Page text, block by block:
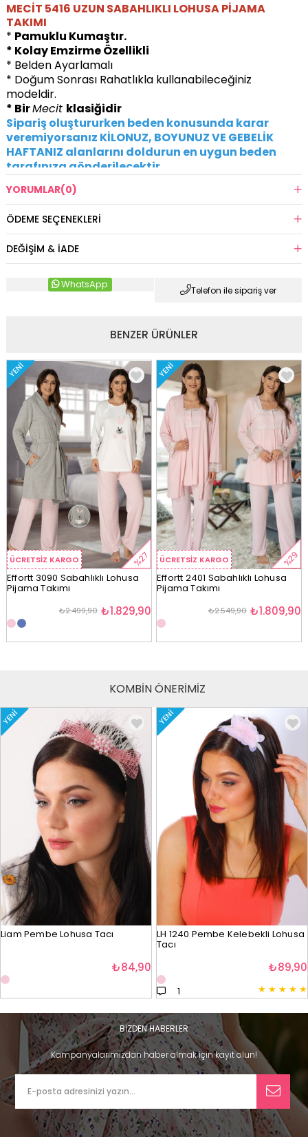
MECİT 5416 UZUN SABAHLIKLI LOHUSA PİJAMA
TAKIMI
* Pamuklu Kumaştır.
* Kolay Emzirme Özellikli
* Belden Ayarlamalı
* Doğum Sonrası Rahatlıkla kullanabileceğiniz
modeldir.
* BirMecit klasiğidir
Sipariş oluştururken beden konusunda karar
veremiyorsanız KİLONUZ, BOYUNUZ VE GEBELİK
HAFTANIZ alanlarını doldurun en uygun beden
tarafınıza gönderilecektir.
YORUMLAR(0)
ÖDEME SEÇENEKLERI
DEĞIŞIM & İADE
Telefon ile sipariş ver
WhatsApp
BENZER ÜRÜNLER
ÜCRETSIZ KARGO
YENI
%27
Effortt 3090 Sabahlıklı Lohusa
Pijama Takımı
₺1.829,90
₺2.499,90
ÜCRETSIZ KARGO
YENI
%29
Effortt 2401 Sabahlıklı Lohusa
Pijama Takımı
₺1.809,90
₺2.549,90
KOMBİN ÖNERİMİZ
YENI
Liam Pembe Lohusa Tacı
₺84,90
YENI
LH 1240 Pembe Kelebekli Lohusa
Tacı
★ ★ ★ ★ ★
1
₺89,90
BİZDEN HABERLER
Kampanyalarımızdan haber almak için kayıt olun!